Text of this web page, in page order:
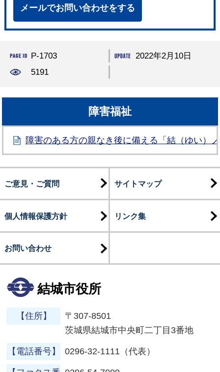
メールでお問い合わせをする
P-1703
2022年2月10日
5191
障害福祉
障害のある方の親なき後に備える「結（ゆい）
ご意見・ご質問 サイトマップ
個人情報保護方針 リンク集
お問い合わせ
結城市役所
【住所】
〒307-8501
茨城県結城市中央町二丁目3番地
【電話番号】 0296-32-1111（代表）